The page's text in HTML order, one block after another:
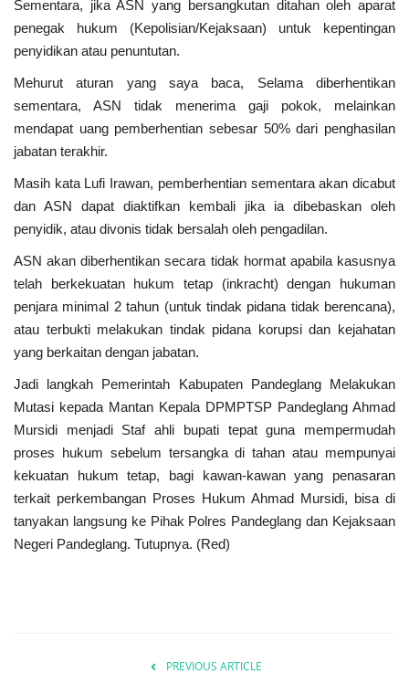
Sementara, jika ASN yang bersangkutan ditahan oleh aparat
penegak hukum (Kepolisian/Kejaksaan) untuk kepentingan
penyidikan atau penuntutan.
Mehurut aturan yang saya baca, Selama diberhentikan
sementara, ASN tidak menerima gaji pokok, melainkan
mendapat uang pemberhentian sebesar 50% dari penghasilan
jabatan terakhir.
Masih kata Lufi Irawan, pemberhentian sementara akan dicabut
dan ASN dapat diaktifkan kembali jika ia dibebaskan oleh
penyidik, atau divonis tidak bersalah oleh pengadilan.
ASN akan diberhentikan secara tidak hormat apabila kasusnya
telah berkekuatan hukum tetap (inkracht) dengan hukuman
penjara minimal 2 tahun (untuk tindak pidana tidak berencana),
atau terbukti melakukan tindak pidana korupsi dan kejahatan
yang berkaitan dengan jabatan.
Jadi langkah Pemerintah Kabupaten Pandeglang Melakukan
Mutasi kepada Mantan Kepala DPMPTSP Pandeglang Ahmad
Mursidi menjadi Staf ahli bupati tepat guna mempermudah
proses hukum sebelum tersangka di tahan atau mempunyai
kekuatan hukum tetap, bagi kawan-kawan yang penasaran
terkait perkembangan Proses Hukum Ahmad Mursidi, bisa di
tanyakan langsung ke Pihak Polres Pandeglang dan Kejaksaan
Negeri Pandeglang. Tutupnya. (Red)
PREVIOUS ARTICLE